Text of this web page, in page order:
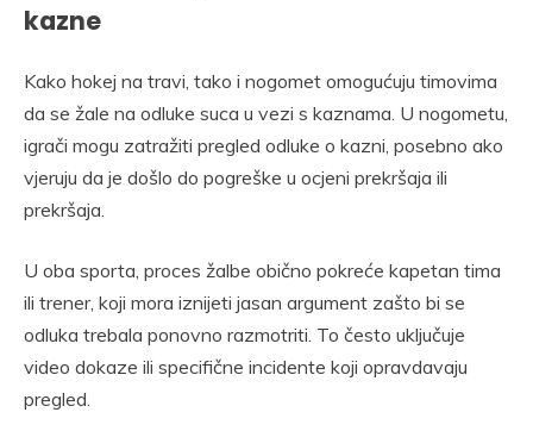
kazne
Kako hokej na travi, tako i nogomet omogućuju timovima
da se žale na odluke suca u vezi s kaznama. U nogometu,
igrači mogu zatražiti pregled odluke o kazni, posebno ako
vjeruju da je došlo do pogreške u ocjeni prekršaja ili
prekršaja.
U oba sporta, proces žalbe obično pokreće kapetan tima
ili trener, koji mora iznijeti jasan argument zašto bi se
odluka trebala ponovno razmotriti. To često uključuje
video dokaze ili specifične incidente koji opravdavaju
pregled.